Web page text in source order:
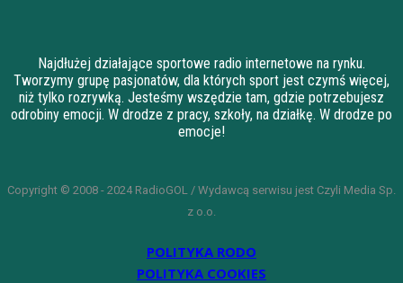
Najdłużej działające sportowe radio internetowe na rynku.
Tworzymy grupę pasjonatów, dla których sport jest czymś więcej,
niż tylko rozrywką. Jesteśmy wszędzie tam, gdzie potrzebujesz
odrobiny emocji. W drodze z pracy, szkoły, na działkę. W drodze po
emocje!
Copyright © 2008 - 2024 RadioGOL / Wydawcą serwisu jest Czyli Media Sp.
z o.o.
POLITYKA RODO
POLITYKA COOKIES